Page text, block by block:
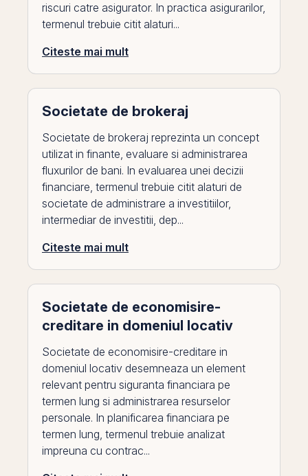
riscuri catre asigurator. In practica asigurarilor,
termenul trebuie citit alaturi...
Citeste mai mult
Societate de brokeraj
Societate de brokeraj reprezinta un concept
utilizat in finante, evaluare si administrarea
fluxurilor de bani. In evaluarea unei decizii
financiare, termenul trebuie citit alaturi de
societate de administrare a investitiilor,
intermediar de investitii, dep...
Citeste mai mult
Societate de economisire-
creditare in domeniul locativ
Societate de economisire-creditare in
domeniul locativ desemneaza un element
relevant pentru siguranta financiara pe
termen lung si administrarea resurselor
personale. In planificarea financiara pe
termen lung, termenul trebuie analizat
impreuna cu contrac...